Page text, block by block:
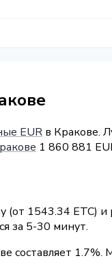
EUR в Кракове.
1 860 881
1543.34 ETC) и
за 5-30 минут.
составляет 1.7%.